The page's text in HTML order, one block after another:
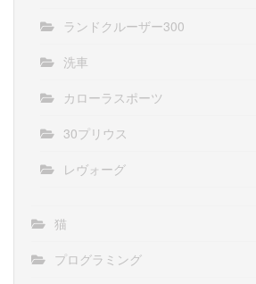
ランドクルーザー300
洗車
カローラスポーツ
30プリウス
レヴォーグ
猫
プログラミング